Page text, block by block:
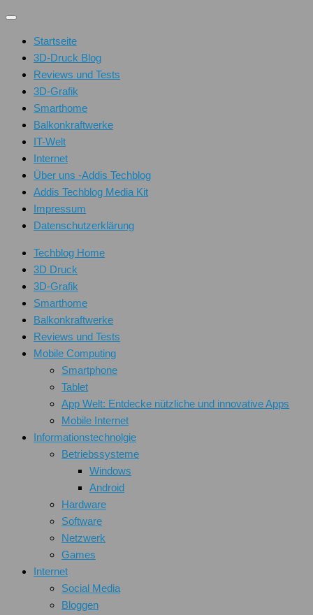
Unter
Inhalt
Startseite
3D-Druck Blog
Reviews und Tests
3D-Grafik
Smarthome
Balkonkraftwerke
IT-Welt
Internet
Über uns -Addis Techblog
Addis Techblog Media Kit
Impressum
Datenschutzerklärung
Techblog Home
3D Druck
3D-Grafik
Smarthome
Balkonkraftwerke
Reviews und Tests
Mobile Computing
Smartphone
Tablet
App Welt: Entdecke nützliche und innovative Apps
Mobile Internet
Informationstechnolgie
Betriebssysteme
Windows
Android
Hardware
Software
Netzwerk
Games
Internet
Social Media
Bloggen